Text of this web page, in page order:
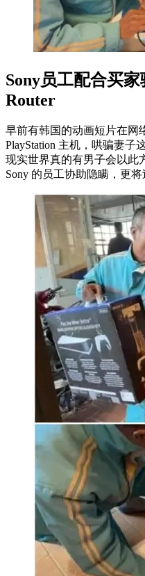
Sony员工配合买
Router
早前有韩国的动画短片在网
PlayStation 主机，哄骗妻子
现实世界真的有男子会以此
Sony 的员工协助隐瞒，更将